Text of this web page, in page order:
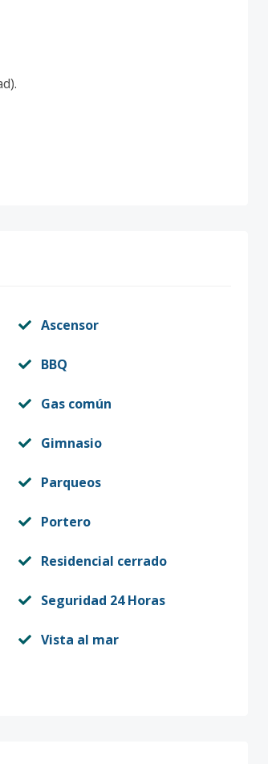
Ascensor
BBQ
Gas común
Gimnasio
Parqueos
Portero
Residencial cerrado
Seguridad 24 Horas
Vista al mar